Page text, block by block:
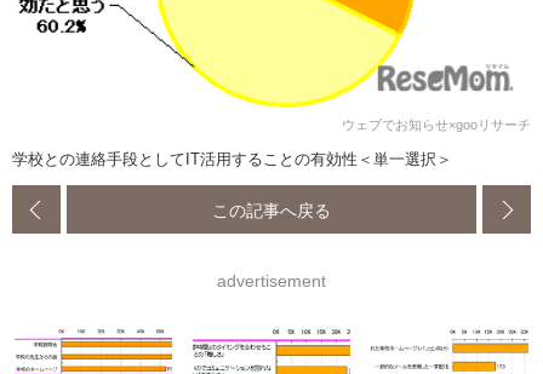
ウェブでお知らせ×gooリサーチ
学校との連絡手段としてIT活用することの有効性＜単一選択＞
この記事へ戻る
advertisement